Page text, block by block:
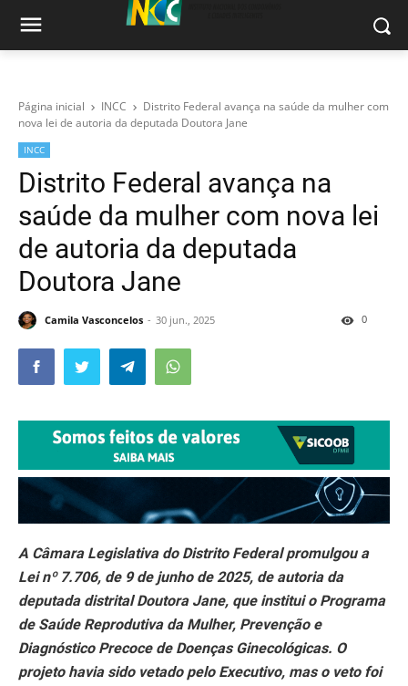
Página inicial INCC
Distrito Federal avança na saúde da mulher com
nova lei de autoria da deputada Doutora Jane
INCC
Distrito Federal avança na
saúde da mulher com nova lei
de autoria da deputada
Doutora Jane
Camila Vasconcelos 30 jun., 2025 0
A Câmara Legislativa do Distrito Federal promulgou a
Lei nº 7.706, de 9 de junho de 2025, de autoria da
deputada distrital Doutora Jane, que institui o Programa
de Saúde Reprodutiva da Mulher, Prevenção e
Diagnóstico Precoce de Doenças Ginecológicas. O
projeto havia sido vetado pelo Executivo, mas o veto foi